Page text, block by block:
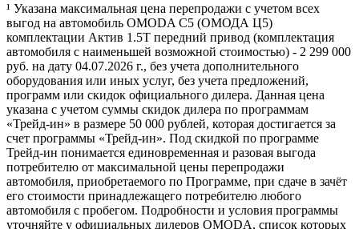
¹ Указана максимальная цена перепродажи с учетом всех
выгод на автомобиль OMODA C5 (ОМОДА Ц5)
комплектации Актив 1.5Т передний привод (комплектация
автомобиля с наименьшей возможной стоимостью) - 2 299 000
руб. на дату 04.07.2026 г., без учета дополнительного
оборудования или иных услуг, без учета предложений,
программ или скидок официального дилера. Данная цена
указана с учетом суммы скидок дилера по программам
«Трейд-ин» в размере 50 000 рублей, которая достигается за
счет программы «Трейд-ин». Под скидкой по программе
Трейд-ин понимается единовременная и разовая выгода
потребителю от максимальной цены перепродажи
автомобиля, приобретаемого по Программе, при сдаче в зачёт
его стоимости принадлежащего потребителю любого
автомобиля с пробегом. Подробности и условия программы
уточняйте у официальных дилеров OMODA, список которых